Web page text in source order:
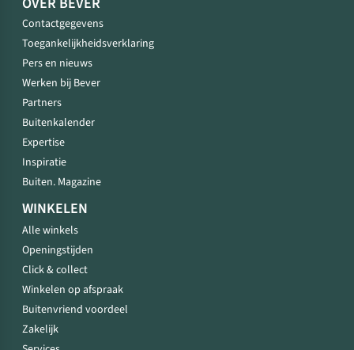
Contactgegevens
Toegankelijkheidsverklaring
Pers en nieuws
Werken bij Bever
Partners
Buitenkalender
Expertise
Inspiratie
Buiten. Magazine
WINKELEN
Alle winkels
Openingstijden
Click & collect
Winkelen op afspraak
Buitenvriend voordeel
Zakelijk